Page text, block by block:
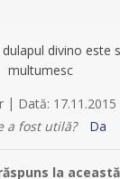
divino este
multumesc
| Dată: 17.11.2015
a fost utilă?
Da
la